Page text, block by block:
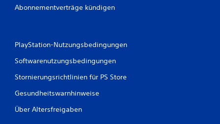
Abonnementverträge kündigen
PlayStation-Nutzungsbedingungen
Softwarenutzungsbedingungen
Stornierungsrichtlinien für PS Store
Gesundheitswarnhinweise
Über Altersfreigaben